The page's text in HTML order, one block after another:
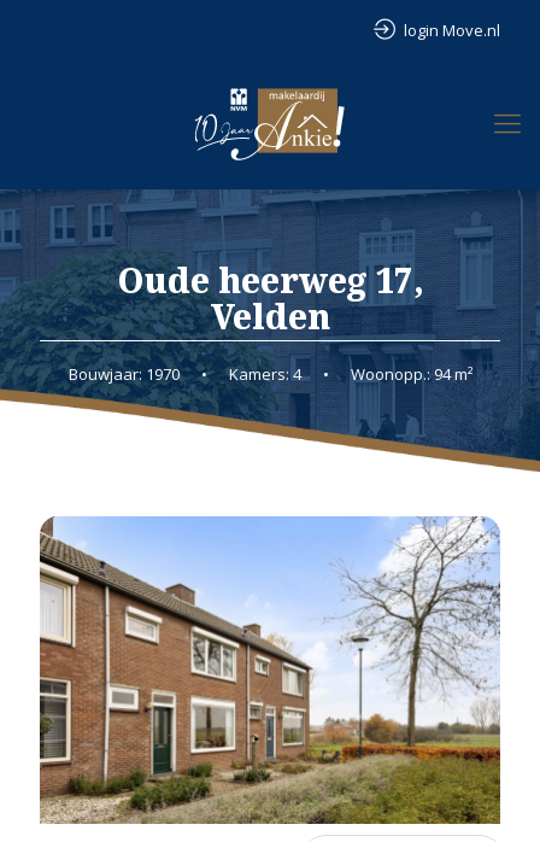
login Move.nl
Oude heerweg 17,
Velden
Bouwjaar: 1970 • Kamers: 4 • Woonopp.: 94 m²